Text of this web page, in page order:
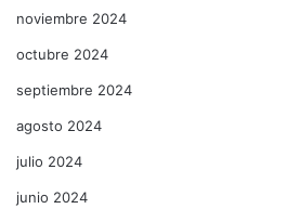
noviembre 2024
octubre 2024
septiembre 2024
agosto 2024
julio 2024
junio 2024